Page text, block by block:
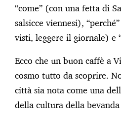
“come” (con una fetta di
salsicce viennesi),
visti, leggere il giornale) e
Ecco che un buon caffè a
cosmo tutto da scoprire.
città sia nota come una
della cultura della